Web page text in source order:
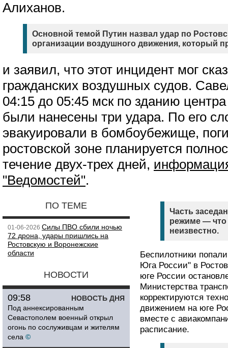
Алиханов.
Основной темой Путин назвал удар по
организации воздушного движения, который
и заявил, что этот инцидент мог
гражданских воздушных судов.
04:15 до 05:45 мск по зданию
были нанесены три удара. По его
эвакуировали в бомбоубежище,
ростовской зоне планируется
течение двух-трех дней,
"Ведомостей".
ПО ТЕМЕ
01-06-2026 Силы ПВО сбили ночью
72 дрона, удары пришлись на
Ростовскую и Воронежские
области
НОВОСТИ
НОВОСТЬ ДНЯ
09:58
Под аннексированным
Севастополем военный открыл
огонь по сослуживцам и жителям
села ©
Часть
режиме — что
неизвестно.
Беспилотники
Юга России" в
юге России
Министерства
корректируются
движением на юге
вместе с
расписание.